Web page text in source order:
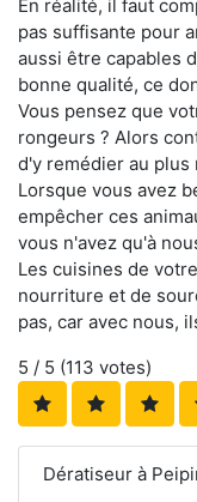
En réalité, il faut
pas suffisante pour
aussi être capables
bonne qualité, ce
Vous pensez que
rongeurs ? Alors
d'y remédier au plus
Lorsque vous avez
empêcher ces
vous n'avez qu'à
Les cuisines de
nourriture et de
pas, car avec nous,
5 / 5 (113 votes)
Dératiseur à